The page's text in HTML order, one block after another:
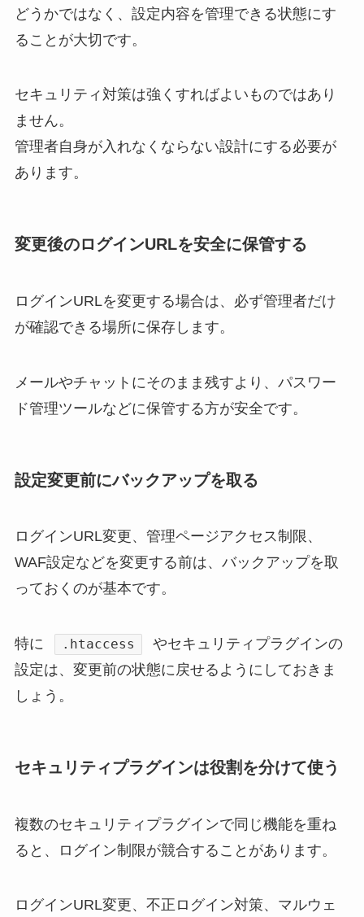
どうかではなく、設定内容を管理できる状態にす
ることが大切です。
セキュリティ対策は強くすればよいものではあり
ません。
管理者自身が入れなくならない設計にする必要が
あります。
変更後のログインURLを安全に保管する
ログインURLを変更する場合は、必ず管理者だけ
が確認できる場所に保存します。
メールやチャットにそのまま残すより、パスワー
ド管理ツールなどに保管する方が安全です。
設定変更前にバックアップを取る
ログインURL変更、管理ページアクセス制限、
WAF設定などを変更する前は、バックアップを取
っておくのが基本です。
特に .htaccess
やセキュリティプラグインの
設定は、変更前の状態に戻せるようにしておきま
しょう。
セキュリティプラグインは役割を分けて使う
複数のセキュリティプラグインで同じ機能を重ね
ると、ログイン制限が競合することがあります。
ログインURL変更、不正ログイン対策、マルウェ